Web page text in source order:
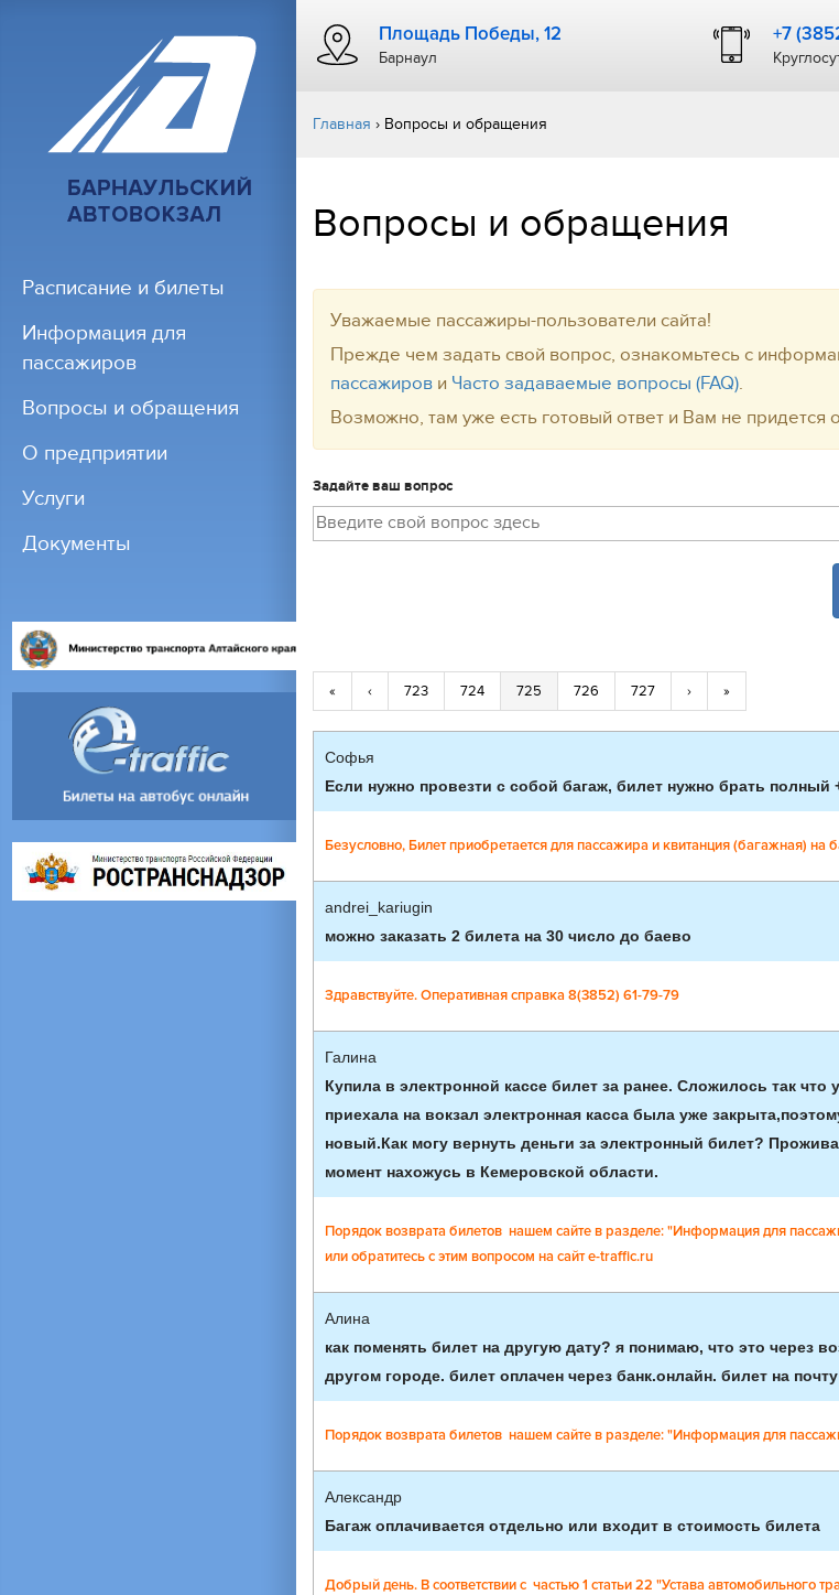
Расписание и билеты
Информация для
пассажиров
Вопросы и обращения
О предприятии
Услуги
Документы
Площадь Победы, 12
Барнаул
+7
Главная › Вопросы и обращения
Вопросы и обращения
Уважаемые пассажиры-пользователи сайта!
Прежде чем задать свой вопрос, ознакомьтесь с
пассажирови Часто задаваемые вопросы (FAQ).
Возможно, там уже есть готовый ответ и Вам не придется
Задайте ваш вопрос
« ‹ 723 724 725 726 727 › »
Софья
Если нужно провезти с собой багаж, билет нужно брать полный
Безусловно, Билет приобретается для пассажира и квитанция (багажная) на
andrei_kariugin
можно заказать 2 билета на 30 число до баево
Здравствуйте. Оперативная справка 8(3852) 61-79-79
Галина
Купила в электронной кассе билет за ранее. Сложилось так
приехала на вокзал электронная касса была уже
новый.Как могу вернуть деньги за электронный билет?
момент нахожусь в Кемеровской области.
Порядок возврата билетов нашем сайте в разделе: "Информация для
или обратитесь с этим вопросом на сайт e-traffic.ru
Алина
как поменять билет на другую дату? я понимаю, что это через
другом городе. билет оплачен через банк.онлайн. билет на
Порядок возврата билетов нашем сайте в разделе: "Информация для
Александр
Багаж оплачивается отдельно или входит в стоимость билета
Добрый день. В соответствии с частью 1 статьи 22 "Устава автомобильного